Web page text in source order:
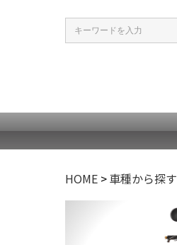
HOME >車種から探す